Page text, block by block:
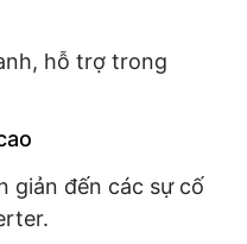
hỗ trợ trong
giản đến các sự cố